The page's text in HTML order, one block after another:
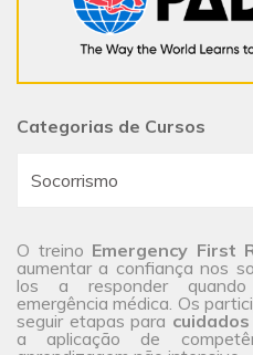
Categorias de Cursos
O treino Emergency First
aumentar a confiança nos
los a responder
emergência médica. Os
seguir etapas para
a aplicação de